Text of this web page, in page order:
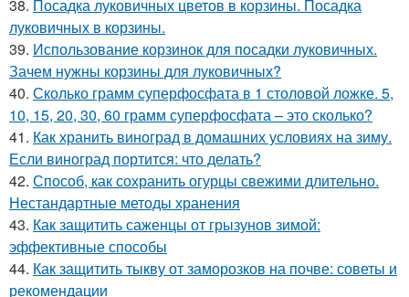
38. Посадка луковичных цветов в корзины. Посадка
луковичных в корзины.
39. Использование корзинок для посадки луковичных.
Зачем нужны корзины для луковичных?
40. Сколько грамм суперфосфата в 1 столовой ложке. 5,
10, 15, 20, 30, 60 грамм суперфосфата – это сколько?
41. Как хранить виноград в домашних условиях на зиму.
Если виноград портится: что делать?
42. Способ, как сохранить огурцы свежими длительно.
Нестандартные методы хранения
43. Как защитить саженцы от грызунов зимой:
эффективные способы
44. Как защитить тыкву от заморозков на почве: советы и
рекомендации